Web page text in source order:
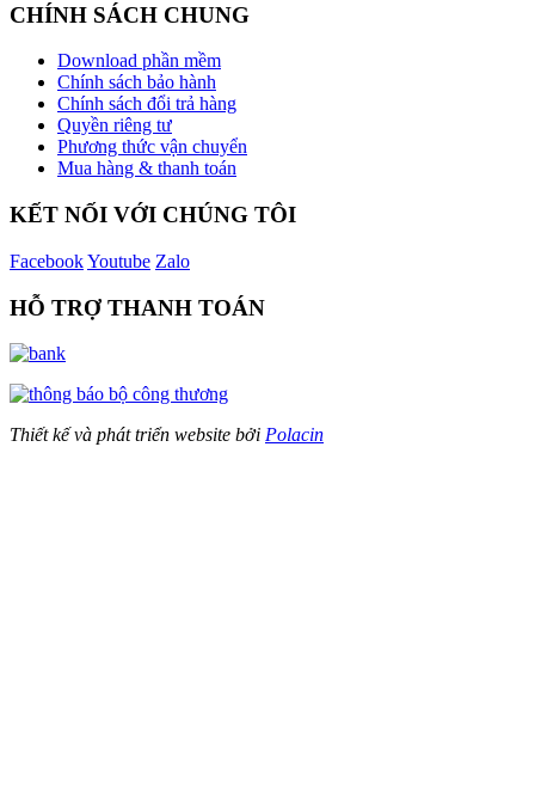
CHÍNH SÁCH CHUNG
Download phần mềm
Chính sách bảo hành
Chính sách đổi trả hàng
Quyền riêng tư
Phương thức vận chuyển
Mua hàng & thanh toán
KẾT NỐI VỚI CHÚNG TÔI
FacebookYoutube Zalo
HỖ TRỢ THANH TOÁN
Thiết kế và phát triển website bởi Polacin